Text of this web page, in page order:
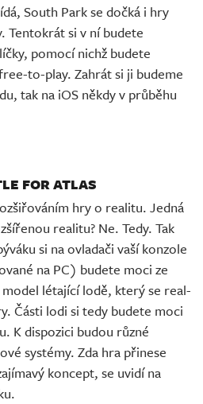
South Park se dočká i hry
Tentokrát si v ní budete
pomocí nichž budete
to-play. Zahrát si ji budeme
tak na iOS někdy v průběhu
FOR ATLAS
hry o realitu. Jedná
realitu? Ne. Tedy. Tak
si na ovladači vaší konzole
na PC) budete moci ze
létající lodě, který se real-
Části lodi si tedy budete moci
K dispozici budou různé
systémy. Zda hra přinese
koncept, se uvidí na